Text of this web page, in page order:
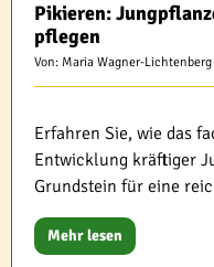
Pikieren:
pflegen
Von: Maria Wagner-Lichtenberg
Erfahren Sie, wie das
Entwicklung kräftiger
Grundstein für eine
Mehr lesen